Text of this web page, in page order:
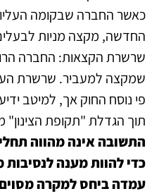
כאשר החברה שבקומה
החדשה, מקצה מניות
שרשרת הקצאות: החברה
שמקצה למעביר. שרשרת
פי נוסח החוק אך, למיטב
תוך הגדלת "תקופת הצינון"
התשובה אינה מהווה
כדי להוות מענה
עמדה ביחס למקרה